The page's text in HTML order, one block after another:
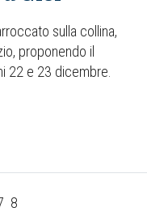
sulla collina,
proponendo il
22 e 23 dicembre.
8